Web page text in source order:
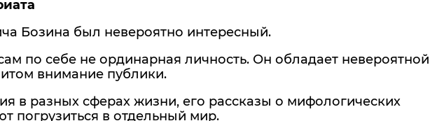
Бозина был невероятно интересный.
по себе не ординарная личность. Он обладает невероятной
внимание публики.
в разных сферах жизни, его рассказы о мифологических
погрузиться в отдельный мир.